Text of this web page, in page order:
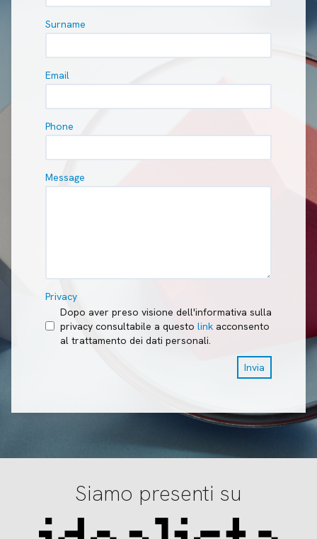
Surname
Email
Phone
Message
Privacy
Dopo aver preso visione dell'informativa sulla
privacy consultabile a questo link acconsento
al trattamento dei dati personali.
Invia
Siamo presenti su